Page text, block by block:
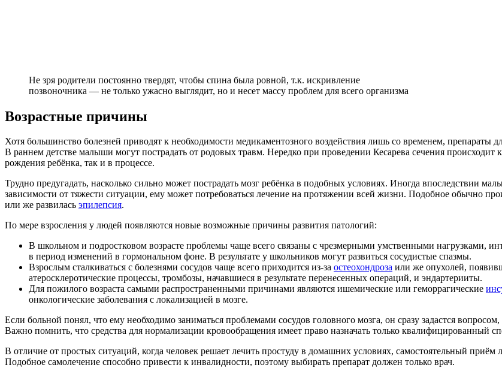
Не зря родители постоянно твердят, чтобы спина была ровной, т.к. искривление
позвоночника — не только ужасно выглядит, но и несет массу проблем для всего организма
Возрастные причины
Хотя большинство болезней приводят к необходимости медикаментозного воздействия лишь со временем,
В раннем детстве малыши могут пострадать от родовых травм. Нередко при проведении Кесарева сечения происходит
рождения ребёнка, так и в процессе.
Трудно предугадать, насколько сильно может пострадать мозг ребёнка в подобных условиях. Иногда впоследствии
зависимости от тяжести ситуации, ему может потребоваться лечение на протяжении всей жизни. Подобное обычно
или же развилась эпилепсия.
По мере взросления у людей появляются новые возможные причины развития патологий:
В школьном и подростковом возрасте проблемы чаще всего связаны с чрезмерными умственными нагрузками,
в период изменений в гормональном фоне. В результате у школьников могут развиться сосудистые спазмы.
Взрослым сталкиваться с болезнями сосудов чаще всего приходится из-за остеохондроза или же опухолей,
атеросклеротические процессы, тромбозы, начавшиеся в результате перенесенных операций, и эндартерииты.
Для пожилого возраста самыми распространенными причинами являются ишемические или геморрагические
онкологические заболевания с локализацией в мозге.
Если больной понял, что ему необходимо заниматься проблемами сосудов головного мозга, он сразу задастся
Важно помнить, что средства для нормализации кровообращения имеет право назначать только квалифицированный
В отличие от простых ситуаций, когда человек решает лечить простуду в домашних условиях, самостоятельный приём
Подобное самолечение способно привести к инвалидности, поэтому выбирать препарат должен только врач.